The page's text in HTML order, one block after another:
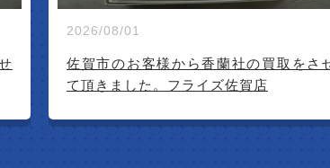
2026/07/23
鳥栖市内のお客様より深川製磁(茶器揃)買
プフライズ鳥栖店